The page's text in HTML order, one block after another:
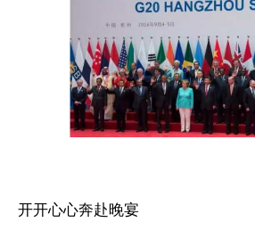
开开心心奔赴晚宴